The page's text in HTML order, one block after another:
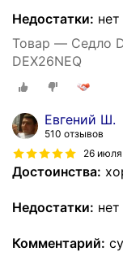
Недостатки: нет
Товар — Седло
DEX26NEQ
Евгений Ш.
510 отзывов
26
Достоинства:
Недостатки: нет
Комментарий: